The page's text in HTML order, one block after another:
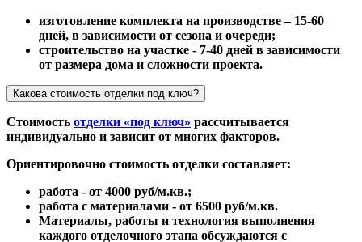
изготовление комплекта на производстве – 15-60
дней, в зависимости от сезона и очереди;
строительство на участке - 7-40 дней в зависимости
от размера дома и сложности проекта.
Какова стоимость отделки под ключ?
Стоимость отделки «под ключ» рассчитывается
индивидуально и зависит от многих факторов.
Ориентировочно стоимость отделки составляет:
работа - от 4000 руб/м.кв.;
работа с материалами - от 6500 руб/м.кв.
Материалы, работы и технология выполнения
каждого отделочного этапа обсуждаются с